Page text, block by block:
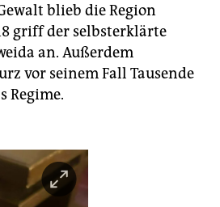
blieb die Region
griff der selbsterklärte
an. Außerdem
vor seinem Fall Tausende
Regime.